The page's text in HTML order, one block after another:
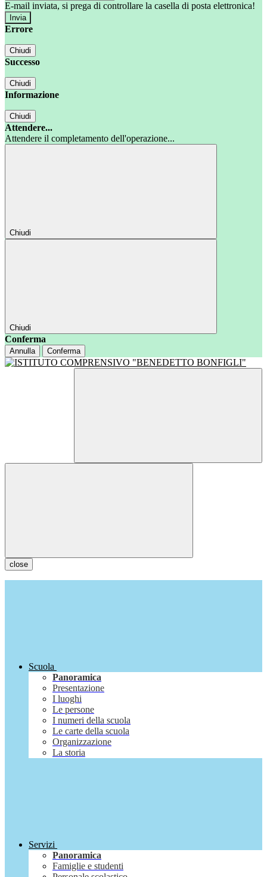
E-mail inviata, si prega di controllare la casella di posta elettronica!
Errore
Chiudi
Successo
Chiudi
Informazione
Chiudi
Attendere...
Attendere il completamento dell'operazione...
Chiudi
Chiudi
Conferma
Annulla Conferma
close
Scuola
Panoramica
Presentazione
I luoghi
Le persone
I numeri della scuola
Le carte della scuola
Organizzazione
La storia
Servizi
Panoramica
Famiglie e studenti